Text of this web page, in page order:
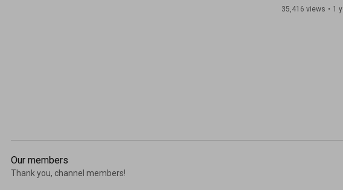
35,416 views 1
Our members
Thank you, channel members!